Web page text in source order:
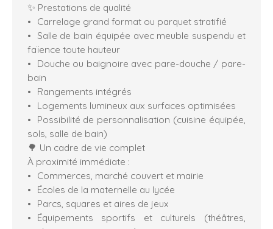
✨ Prestations de qualité
Carrelage grand format ou parquet stratifié
Salle de bain équipée avec meuble suspendu et
faïence toute hauteur
Douche ou baignoire avec pare-douche / pare-
bain
Rangements intégrés
Logements lumineux aux surfaces optimisées
Possibilité de personnalisation (cuisine équipée,
sols, salle de bain)
🌳 Un cadre de vie complet
À proximité immédiate :
Commerces, marché couvert et mairie
Écoles de la maternelle au lycée
Parcs, squares et aires de jeux
Équipements sportifs et culturels (théâtres,